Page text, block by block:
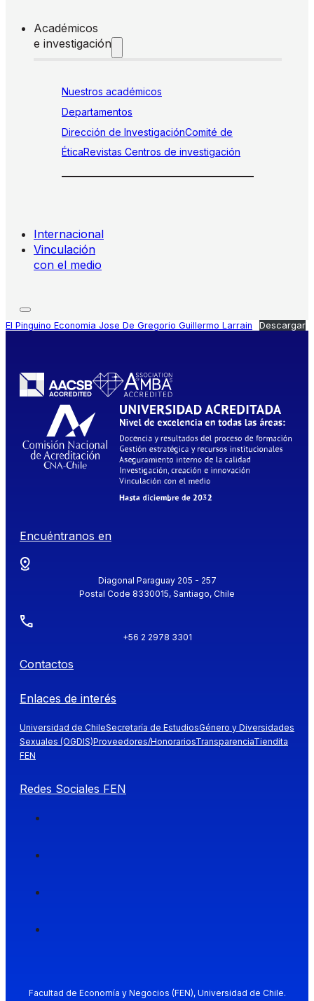
Académicos
e investigación
Nuestros académicos
Departamentos
Dirección de InvestigaciónComité de
ÉticaRevistas Centros de investigación
Internacional
Vinculación
con el medio
El Pinguino Economia Jose De Gregorio Guillermo Larrain Descargar
Encuéntranos en
Diagonal Paraguay 205 - 257
Postal Code 8330015, Santiago, Chile
+56 2 2978 3301
Contactos
Enlaces de interés
Universidad de ChileSecretaría de EstudiosGénero y Diversidades
Sexuales (OGDIS)Proveedores/HonorariosTransparenciaTiendita
FEN
Redes Sociales FEN
Facultad de Economía y Negocios (FEN), Universidad de Chile.